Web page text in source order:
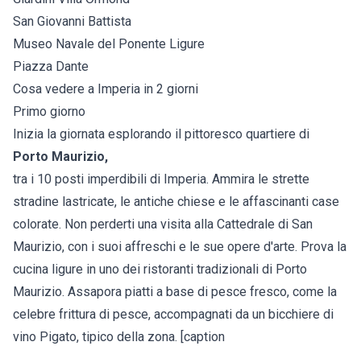
San Giovanni Battista
Museo Navale del Ponente Ligure
Piazza Dante
Cosa vedere a Imperia in 2 giorni
Primo giorno
Inizia la giornata esplorando il pittoresco quartiere di
Porto Maurizio,
tra i 10 posti imperdibili di Imperia. Ammira le strette
stradine lastricate, le antiche chiese e le affascinanti case
colorate. Non perderti una visita alla Cattedrale di San
Maurizio, con i suoi affreschi e le sue opere d'arte. Prova la
cucina ligure in uno dei ristoranti tradizionali di Porto
Maurizio. Assapora piatti a base di pesce fresco, come la
celebre frittura di pesce, accompagnati da un bicchiere di
vino Pigato, tipico della zona. [caption